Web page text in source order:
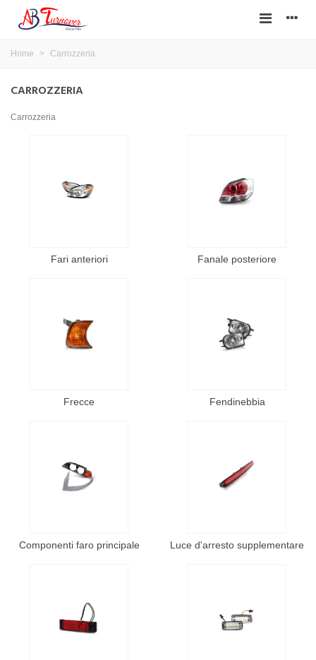
Home > Carrozzeria
CARROZZERIA
Carrozzeria
Fari anteriori Fanale posteriore
Frecce Fendinebbia
Componenti faro principale Luce d'arresto supplementare